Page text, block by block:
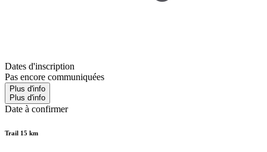
Dates d'inscription
Pas encore communiquées
Plus d'info
Plus d'info
Date à confirmer
Trail 15 km